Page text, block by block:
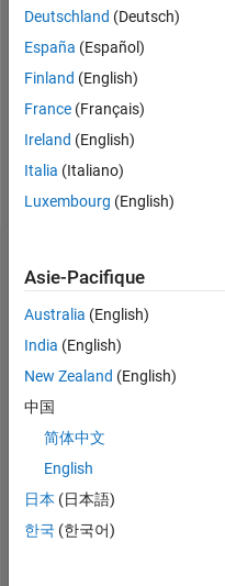
Bioinformatics
and
student
Bachelor
of
in
Biotechnology.
directed
evolution,
drug
development,
Afficher
plus
Programming
Languages:
Statistiques
MATLAB Answers
CONTRIBUTIONS L
3
5
8
10
Deutschland (Deutsch)
España (Español)
Finland (English)
France (Français)
Ireland (English)
Italia (Italiano)
Luxembourg (English)
Asie-Pacifique
Australia (English)
India (English)
New Zealand (English)
中国
简体中文
English
日本 (日本語)
한국 (한국어)